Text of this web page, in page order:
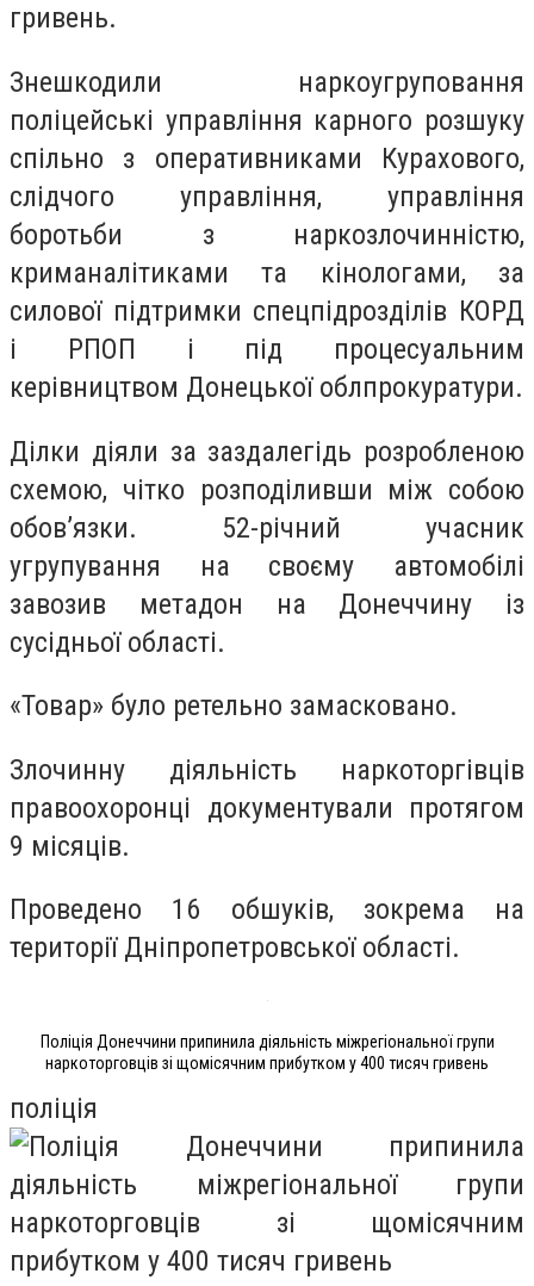
гривень.
Знешкодили наркоугруповання
поліцейські управління карного розшуку
спільно з оперативниками Курахового,
слідчого управління, управління
боротьби з наркозлочинністю,
криманалітиками та кінологами, за
силової підтримки спецпідрозділів КОРД
і РПОП і під процесуальним
керівництвом Донецької облпрокуратури.
Ділки діяли за заздалегідь розробленою
схемою, чітко розподіливши між собою
обов’язки. 52-річний учасник
угрупування на своєму автомобілі
завозив метадон на Донеччину із
сусідньої області.
«Товар» було ретельно замасковано.
Злочинну діяльність наркоторгівців
правоохоронці документували протягом
9 місяців.
Проведено 16 обшуків, зокрема на
території Дніпропетровської області.
Поліція Донеччини припинила діяльність міжрегіональної групи
наркоторговців зі щомісячним прибутком у 400 тисяч гривень
поліція